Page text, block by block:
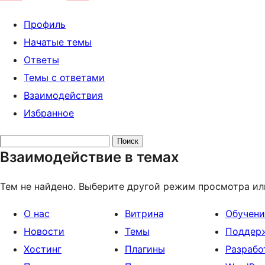
Профиль
Начатые темы
Ответы
Темы с ответами
Взаимодействия
Избранное
тем:
Взаимодействие в темах
Тем не найдено. Выберите другой режим просмотра
О нас
Новости
Хостинг
Витрина
Темы
Плагины